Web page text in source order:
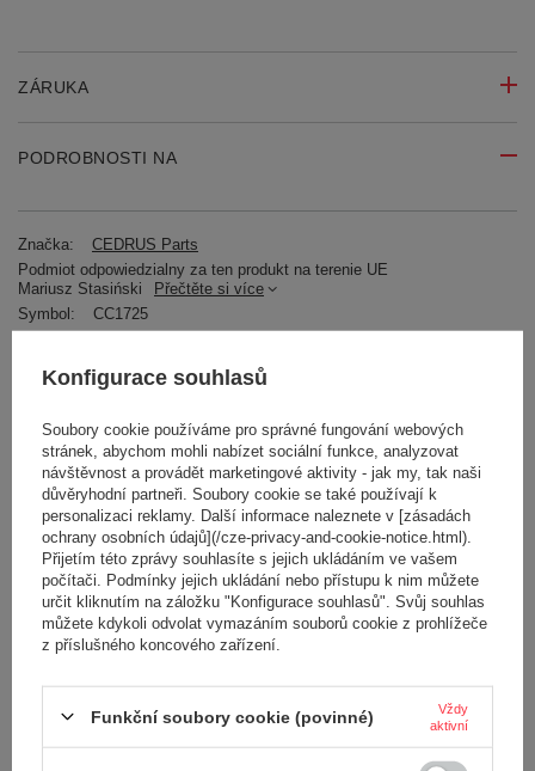
ZÁRUKA
PODROBNOSTI NA
Značka:
CEDRUS Parts
Podmiot odpowiedzialny za ten produkt na terenie UE
Mariusz Stasiński
Přečtěte si více
Symbol:
CC1725
Szerokość opakowania [mm]
6
Hmotnost
765.000 g
RECENZE
Napište svoji recenzi
Vaše hodnocení:
Konfigurace souhlasů
Soubory cookie používáme pro správné fungování webových
stránek, abychom mohli nabízet sociální funkce, analyzovat
návštěvnost a provádět marketingové aktivity - jak my, tak naši
důvěryhodní partneři. Soubory cookie se také používají k
personalizaci reklamy. Další informace naleznete v [zásadách
ochrany osobních údajů](/cze-privacy-and-cookie-notice.html).
Přijetím této zprávy souhlasíte s jejich ukládáním ve vašem
počítači. Podmínky jejich ukládání nebo přístupu k nim můžete
určit kliknutím na záložku "Konfigurace souhlasů". Svůj souhlas
můžete kdykoli odvolat vymazáním souborů cookie z prohlížeče
z příslušného koncového zařízení.
Funkční soubory cookie (povinné)
Vždy
aktivní